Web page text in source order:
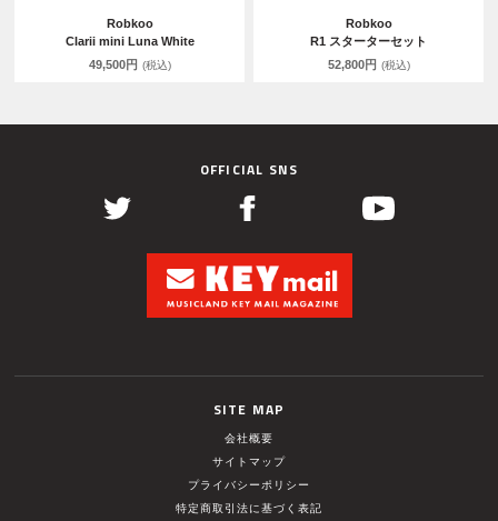
Robkoo
Clarii mini Luna White
49,500円 (税込)
Robkoo
R1 スターターセット
52,800円 (税込)
OFFICIAL SNS
SITE MAP
会社概要
サイトマップ
プライバシーポリシー
特定商取引法に基づく表記